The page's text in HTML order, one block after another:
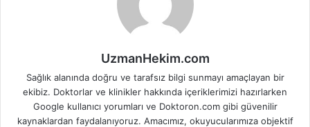
UzmanHekim.com
Sağlık alanında doğru ve tarafsız bilgi sunmayı amaçlayan bir
ekibiz. Doktorlar ve klinikler hakkında içeriklerimizi hazırlarken
Google kullanıcı yorumları ve Doktoron.com gibi güvenilir
kaynaklardan faydalanıyoruz. Amacımız, okuyucularımıza objektif